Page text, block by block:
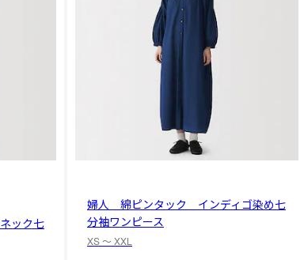
ック七
婦人 綿ピンタック インディゴ染め七
分袖ワンピース
XS 〜 XXL